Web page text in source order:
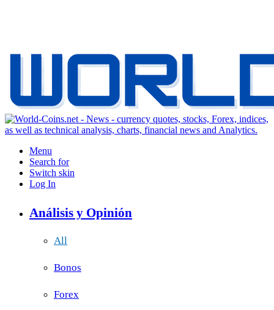
Menu
Search for
Switch skin
Log In
Análisis y Opinión
All
Bonos
Forex